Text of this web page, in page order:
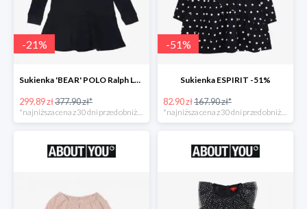
-21%
Sukienka 'BEAR' POLO Ralph Lauren -21%
299.89 zł377.90 zł*
-51%
Sukienka ESPIRIT -51%
82.90 zł167.90 zł*